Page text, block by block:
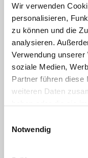
Wir verwenden
personalisieren,
zu können und die
analysieren.
Verwendung
soziale Medien,
Partner führen diese
weiteren Daten
Notwendig
Messumformer /